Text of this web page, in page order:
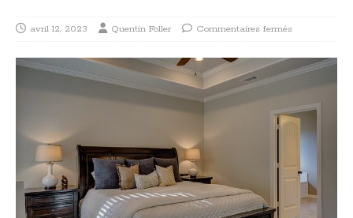
avril 12, 2023 Quentin Foller Commentaires fermés